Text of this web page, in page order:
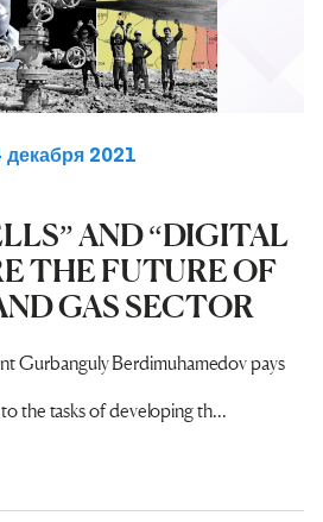
декабря 2021
AND “DIGITAL
THE FUTURE OF
GAS SECTOR
Gurbanguly Berdimuhamedov pays
the tasks of developing th...